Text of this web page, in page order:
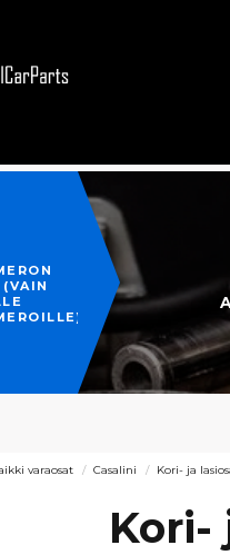
varaosat Casalini Kori- ja
Kori-